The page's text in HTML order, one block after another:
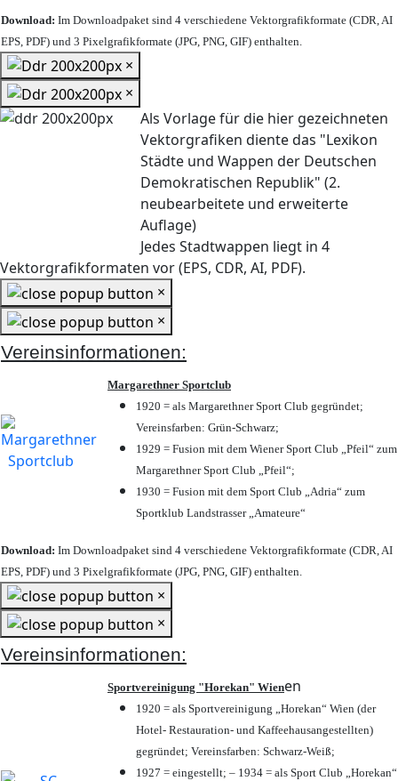
Download: Im Downloadpaket sind 4 verschiedene Vektorgrafikformate (CDR, AI
EPS, PDF) und 3 Pixelgrafikformate (JPG, PNG, GIF) enthalten.
×
×
Als Vorlage für die hier gezeichneten
Vektorgrafiken diente das "Lexikon
Städte und Wappen der Deutschen
Demokratischen Republik" (2.
neubearbeitete und erweiterte
Auflage)
Jedes Stadtwappen liegt in 4
Vektorgrafikformaten vor (EPS, CDR, AI, PDF).
×
×
Vereinsinformationen:
Margarethner Sportclub
1920 = als Margarethner Sport Club gegründet;
Vereinsfarben: Grün-Schwarz;
1929 = Fusion mit dem Wiener Sport Club „Pfeil“ zum
Margarethner Sport Club „Pfeil“;
1930 = Fusion mit dem Sport Club „Adria“ zum
Sportklub Landstrasser „Amateure“
Download: Im Downloadpaket sind 4 verschiedene Vektorgrafikformate (CDR, AI
EPS, PDF) und 3 Pixelgrafikformate (JPG, PNG, GIF) enthalten.
×
×
Vereinsinformationen:
Sportvereinigung "Horekan" Wienen
1920 = als Sportvereinigung „Horekan“ Wien (der
Hotel- Restauration- und Kaffeehausangestellten)
gegründet; Vereinsfarben: Schwarz-Weiß;
1927 = eingestellt; – 1934 = als Sport Club „Horekan“